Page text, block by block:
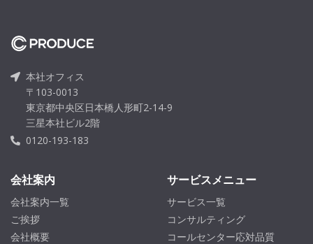
本社オフィス
〒103-0013
東京都中央区日本橋人形町2-14-9
三星本社ビル2階
0120-193-183
会社案内
会社案内一覧
ご挨拶
会社概要
サービスメニュー
サービス一覧
コンサルティング
コールセンター応対品質